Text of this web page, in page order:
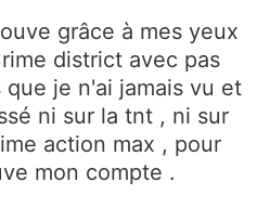
grâce à mes yeux
district avec pas
je n'ai jamais vu et
ni sur la tnt , ni sur
action max , pour
mon compte .